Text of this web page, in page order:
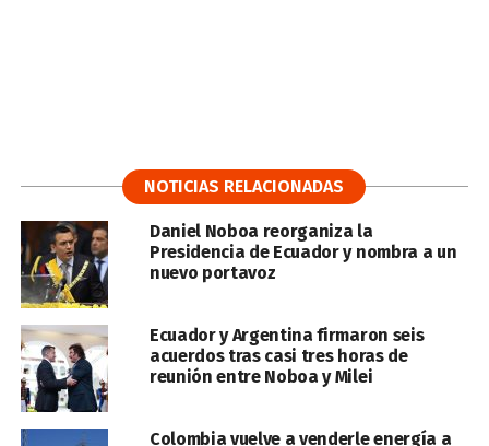
NOTICIAS RELACIONADAS
Daniel Noboa reorganiza la
Presidencia de Ecuador y nombra a un
nuevo portavoz
Ecuador y Argentina firmaron seis
acuerdos tras casi tres horas de
reunión entre Noboa y Milei
Colombia vuelve a venderle energía a